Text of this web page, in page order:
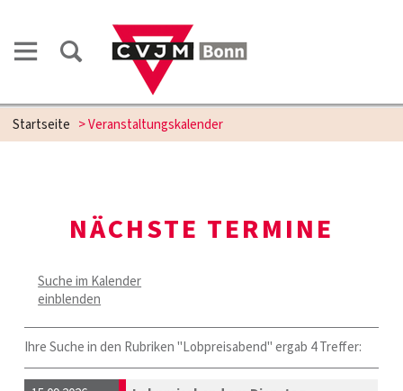
Startseite > Veranstaltungskalender
NÄCHSTE TERMINE
Suche im Kalender
einblenden
Ihre Suche in den Rubriken "Lobpreisabend" ergab 4 Treffer: